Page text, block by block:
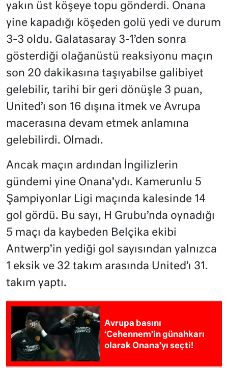
yakın üst köşeye topu gönderdi. Onana
yine kapadığı köşeden golü yedi ve durum
3-3 oldu. Galatasaray 3-1’den sonra
gösterdiği olağanüstü reaksiyonu maçın
son 20 dakikasına taşıyabilse galibiyet
gelebilir, tarihi bir geri dönüşle 3 puan,
United’ı son 16 dışına itmek ve Avrupa
macerasına devam etmek anlamına
gelebilirdi. Olmadı.
Ancak maçın ardından İngilizlerin
gündemi yine Onana’ydı. Kamerunlu 5
Şampiyonlar Ligi maçında kalesinde 14
gol gördü. Bu sayı, H Grubu’nda oynadığı
5 maçı da kaybeden Belçika ekibi
Antwerp’in yediği gol sayısından yalnızca
1 eksik ve 32 takım arasında United’ı 31.
takım yaptı.
Avrupa basını
‘Cehennem’in günahkarı
olarak Onana’yı seçti!